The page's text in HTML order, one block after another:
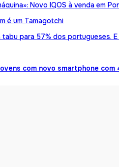
Novo IQOS à venda em
é um Tamagotchi
tabu para 57% dos portugueses. E
com novo smartphone com